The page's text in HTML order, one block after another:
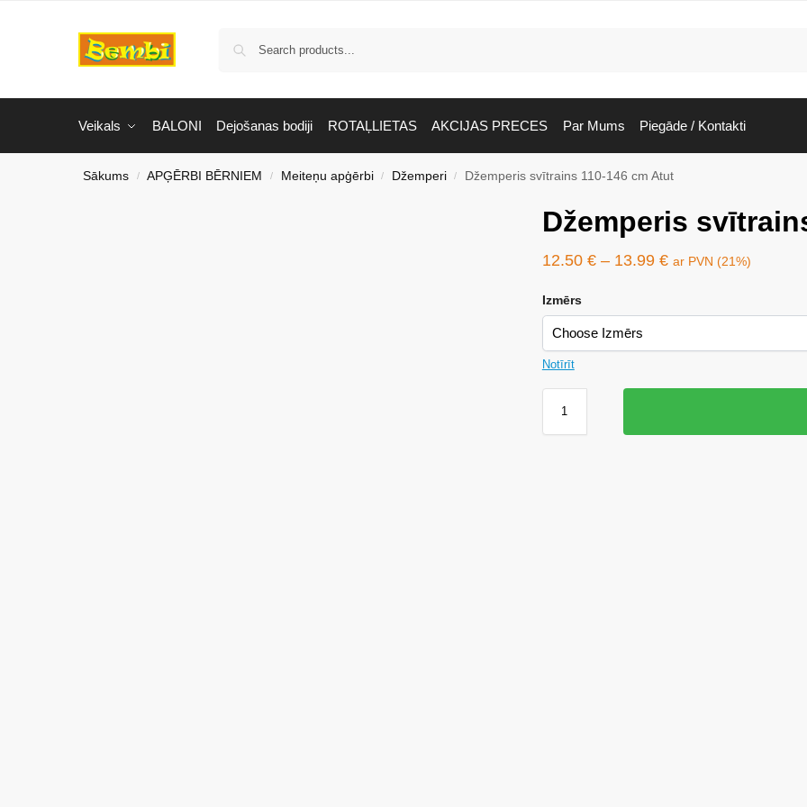
Veikals BALONI Dejošanas bodiji ROTAĻLIETAS AKCIJAS PRECES Par Mums Piegāde / Kontakti
Sākums / APĢĒRBI BĒRNIEM / Meiteņu apģērbi / Džemperi / Džemperis svītrains 110-146 cm Atut
Džemperis
12.50 € – 13.99 € ar PVN (21%)
Izmērs
Notīrīt